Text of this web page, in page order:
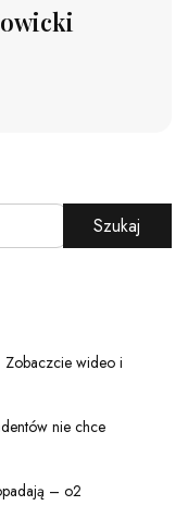
Szukaj
wideo i
nie chce
– o2